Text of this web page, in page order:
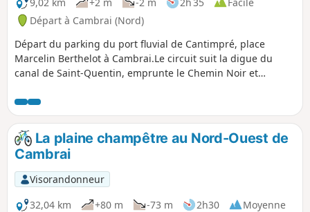
Départ à Cambrai (Nord)
Départ du parking du port fluvial de Cantimpré, place
Marcelin Berthelot à Cambrai.Le circuit suit la digue du
canal de Saint-Quentin, emprunte le Chemin Noir et
point de départ en longeant le canal puis l'Escaut.Si vous
appréciez le calme, évitez de faire ce circuit le week-end :
beaucoup de sportifs le matin et beaucoup de promeneurs
en famille l'après-midi par beau temps.
La plaine champêtre au Nord-Ouest de
Cambrai
Visorandonneur
32,04 km
+80 m -73 m 2h30
Moyenne